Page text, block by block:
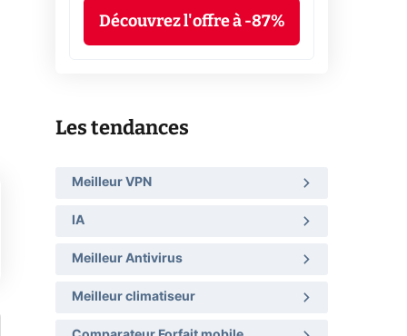
Découvrez l'offre à -87%
Les tendances
Meilleur VPN
IA
Meilleur Antivirus
Meilleur climatiseur